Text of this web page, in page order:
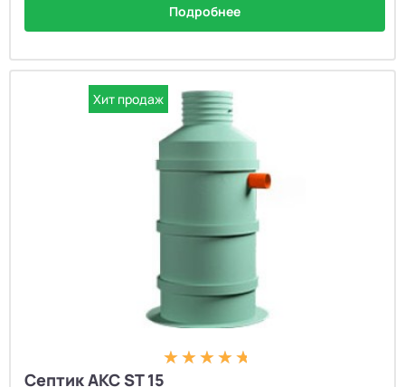
Подробнее
Хит продаж
Септик АКС ST 15